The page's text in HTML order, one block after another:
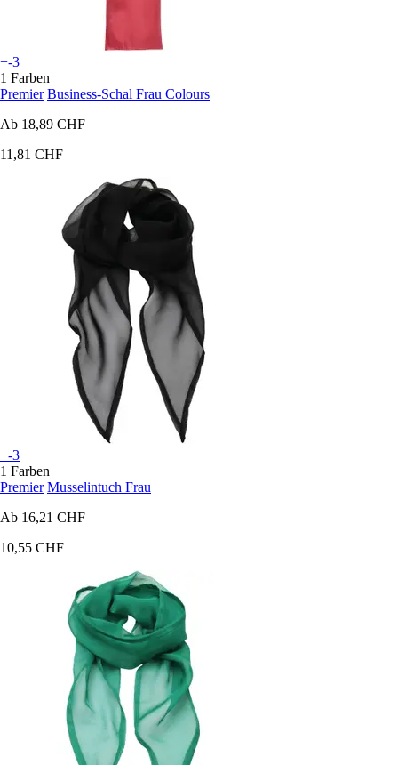
+-3
1 Farben
Premier Business-Schal Frau Colours
Ab 18,89 CHF
11,81 CHF
+-3
1 Farben
Premier Musselintuch Frau
Ab 16,21 CHF
10,55 CHF